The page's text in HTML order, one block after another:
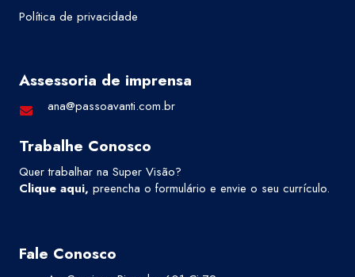
Política de privacidade
Assessoria de imprensa
ana@passoavanti.com.br
Trabalhe Conosco
Quer trabalhar na Super Visão?
Clique aqui, preencha o formulário e envie o seu currículo.
Fale Conosco